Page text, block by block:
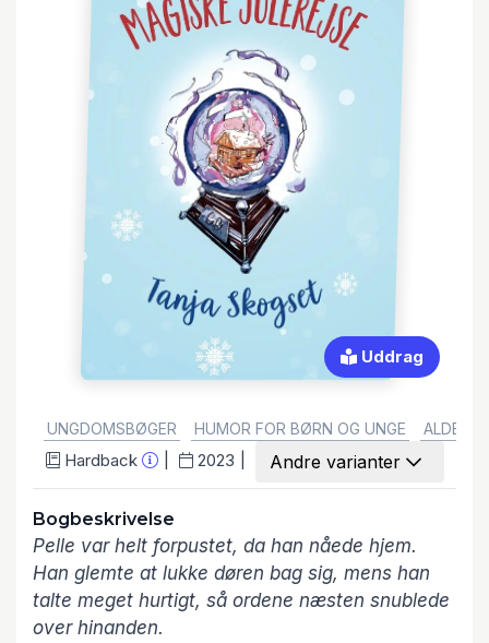
Uddrag
UNGDOMSBØGER
HUMOR FOR BØRN OG UNGE
Hardback 2023 Andre varianter
Bogbeskrivelse
Pelle var helt forpustet, da han nåede hjem.
Han glemte at lukke døren bag sig, mens han
talte meget hurtigt, så ordene næsten snublede
over hinanden.